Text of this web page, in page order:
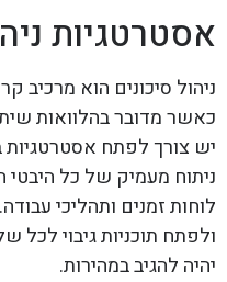
אסטרטגיות
ניהול סיכונים הוא מרכיב
כאשר מדובר בהלוואות
יש צורך לפתח אסטרטגיות
ניתוח מעמיק של כל היבטי
לוחות זמנים ותהליכי
ולפתח תוכניות גיבוי לכל
יהיה להגיב במהירות.